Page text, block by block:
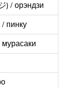
) / орэндзи
пинку
мурасаки